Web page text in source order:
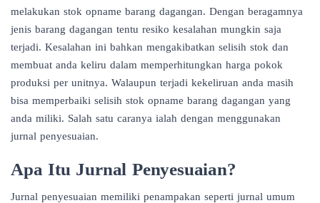
melakukan stok opname barang dagangan. Dengan beragamnya
jenis barang dagangan tentu resiko kesalahan mungkin saja
terjadi. Kesalahan ini bahkan mengakibatkan selisih stok dan
membuat anda keliru dalam memperhitungkan harga pokok
produksi per unitnya. Walaupun terjadi kekeliruan anda masih
bisa memperbaiki selisih stok opname barang dagangan yang
anda miliki. Salah satu caranya ialah dengan menggunakan
jurnal penyesuaian.
Apa Itu Jurnal Penyesuaian?
Jurnal penyesuaian memiliki penampakan seperti jurnal umum